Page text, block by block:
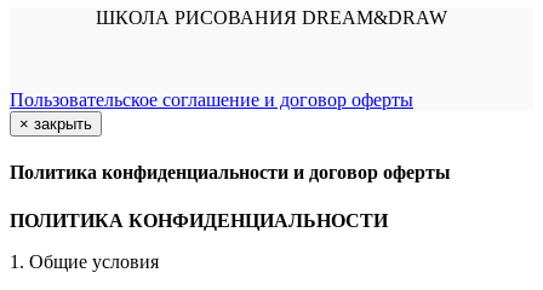
ШКОЛА РИСОВАНИЯ DREAM&DRAW
Пользовательское соглашение и договор оферты
× закрыть
Политика конфиденциальности и договор оферты
ПОЛИТИКА КОНФИДЕНЦИАЛЬНОСТИ
1. Общие условия